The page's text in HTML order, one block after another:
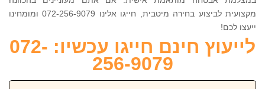
מקצועית לביצוע בחירה מיטבית, חייגו אלינו 072-256-9079 ומומחינו
ייעצו לכם!
לייעוץ חינם חייגו עכשיו: 072-
256-9079
שם: